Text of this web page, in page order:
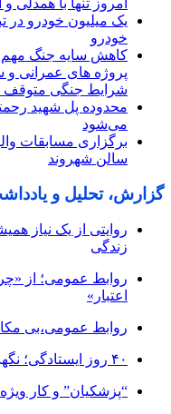
امروز تنها با
خودرو
کاهش سایه جنگ مهم
پروژه ‌های عمرانی و
شرایط جنگی متوقف
محدوده پل شهید
می‌شود
برگزاری مسابقات
سالن شهروند
گزارش، تحلیل و
روایتی از یک نیاز
زندگی
روابط عمومی؛ از
اعتبار»
روابط عمومی،بی
۴۰ روز ایستادگی؛ نگهبانان روشنایی خط مقدم را رها نکردند
“پزشکیان” و کار